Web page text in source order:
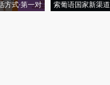
方式·第一对
索葡语国家新渠道